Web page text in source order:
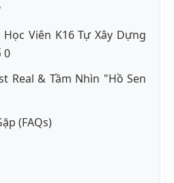
Viên K16 Tự Xây Dựng
0
Real & Tầm Nhìn "Hồ Sen
(FAQs)